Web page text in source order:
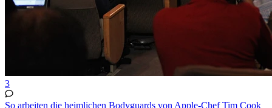
3
So arbeiten die heimlichen Bodyguards von Apple-Chef Tim Cook